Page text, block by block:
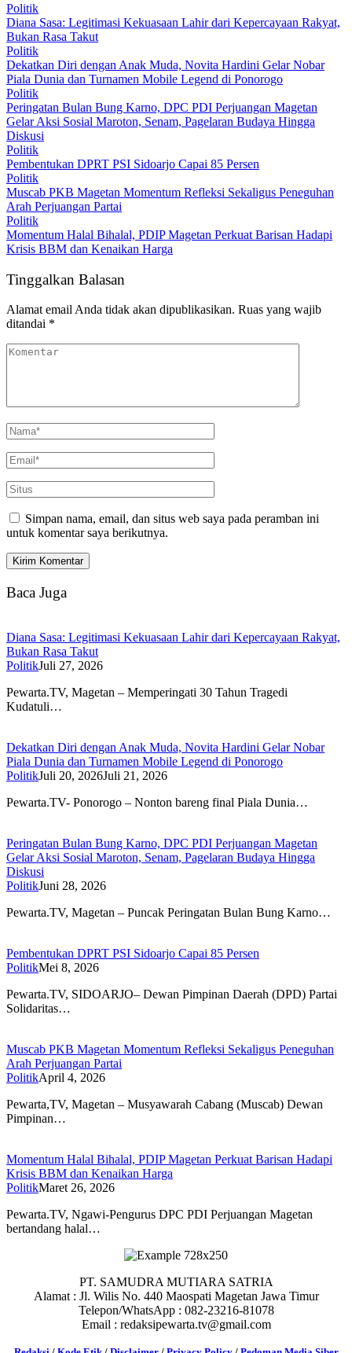
Politik
Diana Sasa: Legitimasi Kekuasaan Lahir dari Kepercayaan Rakyat,
Bukan Rasa Takut
Politik
Dekatkan Diri dengan Anak Muda, Novita Hardini Gelar Nobar
Piala Dunia dan Turnamen Mobile Legend di Ponorogo
Politik
Peringatan Bulan Bung Karno, DPC PDI Perjuangan Magetan
Gelar Aksi Sosial Maroton, Senam, Pagelaran Budaya Hingga
Diskusi
Politik
Pembentukan DPRT PSI Sidoarjo Capai 85 Persen
Politik
Muscab PKB Magetan Momentum Refleksi Sekaligus Peneguhan
Arah Perjuangan Partai
Politik
Momentum Halal Bihalal, PDIP Magetan Perkuat Barisan Hadapi
Krisis BBM dan Kenaikan Harga
Tinggalkan Balasan
Alamat email Anda tidak akan dipublikasikan. Ruas yang wajib
ditandai *
Simpan nama, email, dan situs web saya pada peramban ini
untuk komentar saya berikutnya.
Baca Juga
Diana Sasa: Legitimasi Kekuasaan Lahir dari Kepercayaan Rakyat,
Bukan Rasa Takut
PolitikJuli 27, 2026
Pewarta.TV, Magetan – Memperingati 30 Tahun Tragedi
Kudatuli…
Dekatkan Diri dengan Anak Muda, Novita Hardini Gelar Nobar
Piala Dunia dan Turnamen Mobile Legend di Ponorogo
PolitikJuli 20, 2026Juli 21, 2026
Pewarta.TV- Ponorogo – Nonton bareng final Piala Dunia…
Peringatan Bulan Bung Karno, DPC PDI Perjuangan Magetan
Gelar Aksi Sosial Maroton, Senam, Pagelaran Budaya Hingga
Diskusi
PolitikJuni 28, 2026
Pewarta.TV, Magetan – Puncak Peringatan Bulan Bung Karno…
Pembentukan DPRT PSI Sidoarjo Capai 85 Persen
PolitikMei 8, 2026
Pewarta.TV, SIDOARJO– Dewan Pimpinan Daerah (DPD) Partai
Solidaritas…
Muscab PKB Magetan Momentum Refleksi Sekaligus Peneguhan
Arah Perjuangan Partai
PolitikApril 4, 2026
Pewarta,TV, Magetan – Musyawarah Cabang (Muscab) Dewan
Pimpinan…
Momentum Halal Bihalal, PDIP Magetan Perkuat Barisan Hadapi
Krisis BBM dan Kenaikan Harga
PolitikMaret 26, 2026
Pewarta.TV, Ngawi-Pengurus DPC PDI Perjuangan Magetan
bertandang halal…
PT. SAMUDRA MUTIARA SATRIA
Alamat : Jl. Wilis No. 440 Maospati Magetan Jawa Timur
Telepon/WhatsApp : 082-23216-81078
Email : redaksipewarta.tv@gmail.com